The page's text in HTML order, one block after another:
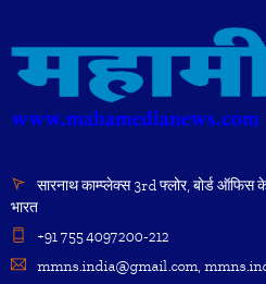
सारनाथ काम्प्लेक्स 3rd फ्लोर, बोर्ड ऑफिस
भारत
+91 755 4097200-212
mmns.india@gmail.com,